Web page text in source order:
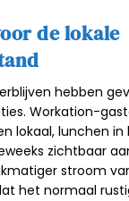
de lokale
hebben
Workation-
lokaal, lunchen in
zichtbaar
stroom
het normaal